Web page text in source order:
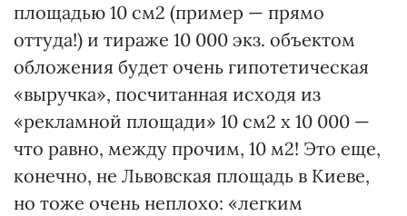
площадью 10 см2 (пример — прямо
оттуда!) и тираже 10 000 экз. объектом
обложения будет очень гипотетическая
«выручка», посчитанная исходя из
«рекламной площади» 10 см2 х 10 000 —
что равно, между прочим, 10 м2! Это еще,
конечно, не Львовская площадь в Киеве,
но тоже очень неплохо: «легким